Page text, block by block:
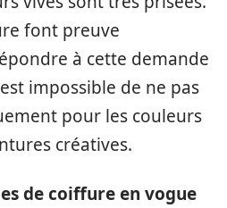
font preuve
à cette demande
impossible de ne pas
pour les couleurs
créatives.
de coiffure en vogue